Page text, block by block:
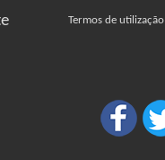
Termos de utilização